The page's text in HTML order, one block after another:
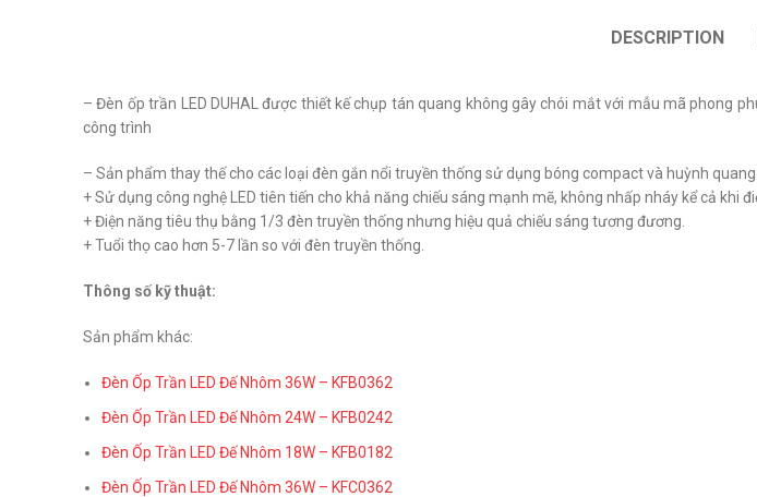
DESCRIPTION
– Đèn ốp trần LED DUHAL được thiết kế chụp tán quang không gây chói mắt với mẫu mã phong
công trình
– Sản phẩm thay thế cho các loại đèn gắn nổi truyền thống sử dụng bóng compact và huỳnh
+ Sử dụng công nghệ LED tiên tiến cho khả năng chiếu sáng mạnh mẽ, không nhấp nháy kể cả khi
+ Điện năng tiêu thụ bằng 1/3 đèn truyền thống nhưng hiệu quả chiếu sáng tương đương.
+ Tuổi thọ cao hơn 5-7 lần so với đèn truyền thống.
Thông số kỹ thuật:
Sản phẩm khác:
Đèn Ốp Trần LED Đế Nhôm 36W – KFB0362
Đèn Ốp Trần LED Đế Nhôm 24W – KFB0242
Đèn Ốp Trần LED Đế Nhôm 18W – KFB0182
Đèn Ốp Trần LED Đế Nhôm 36W – KFC0362